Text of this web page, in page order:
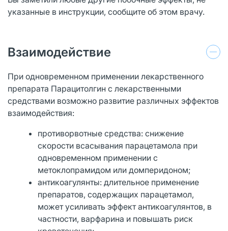
указанные в инструкции, сообщите об этом врачу.
Взаимодействие
При одновременном применении лекарственного
препарата Парацитолгин с лекарственными
средствами возможно развитие различных эффектов
взаимодействия:
противорвотные средства: снижение
скорости всасывания парацетамола при
одновременном применении с
метоклопрамидом или домперидоном;
антикоагулянты: длительное применение
препаратов, содержащих парацетамол,
может усиливать эффект антикоагулянтов, в
частности, варфарина и повышать риск